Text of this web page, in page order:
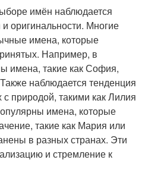
имён наблюдается
оригинальности. Многие
имена, которые
Например, в
имена, такие как София,
наблюдается тенденция
природой, такими как Лилия
имена, которые
такие как Мария или
в разных странах. Эти
и стремление к